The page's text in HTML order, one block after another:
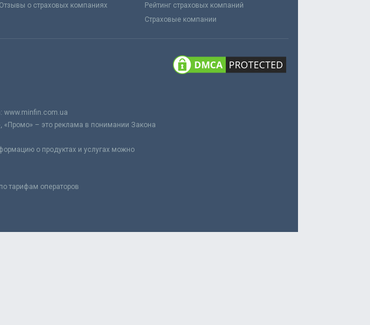
Отзывы о страховых компаниях
Рейтинг страховых компаний
Страховые компании
www.minfin.com.ua
«Промо» – это реклама в понимании Закона
о продуктах и услугах можно
тарифам операторов